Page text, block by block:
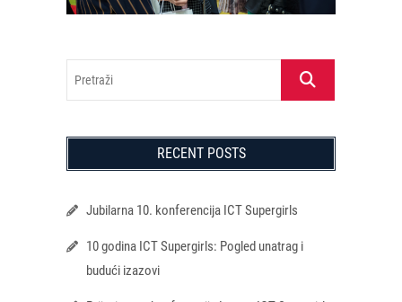
Pretraži
RECENT POSTS
Jubilarna 10. konferencija ICT Supergirls
10 godina ICT Supergirls: Pogled unatrag i
budući izazovi